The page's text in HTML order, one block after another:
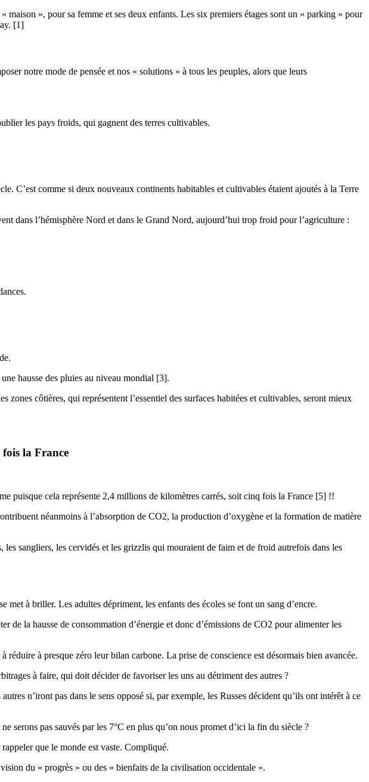
», pour sa femme et ses deux enfants. Les six premiers étages sont un « parking » pour
[1]
notre mode de pensée et nos « solutions » à tous les peuples, alors que leurs
les pays froids, qui gagnent des terres cultivables.
C’est comme si deux nouveaux continents habitables et cultivables étaient ajoutés à la Terre
dans l’hémisphère Nord et dans le Grand Nord, aujourd’hui trop froid pour l’agriculture :
hausse des pluies au niveau mondial [3].
zones côtières, qui représentent l’essentiel des surfaces habitées et cultivables, seront mieux
fois la France
puisque cela représente 2,4 millions de kilomètres carrés, soit cinq fois la France [5] !!
néanmoins à l’absorption de CO2, la production d’oxygène et la formation de matière
sangliers, les cervidés et les grizzlis qui mouraient de faim et de froid autrefois dans les
à briller. Les adultes dépriment, les enfants des écoles se font un sang d’encre.
de la hausse de consommation d’énergie et donc d’émissions de CO2 pour alimenter les
à presque zéro leur bilan carbone. La prise de conscience est désormais bien avancée.
à faire, qui doit décider de favoriser les uns au détriment des autres ?
n’iront pas dans le sens opposé si, par exemple, les Russes décident qu’ils ont intérêt à ce
serons pas sauvés par les 7°C en plus qu’on nous promet d’ici la fin du siècle ?
que le monde est vaste. Compliqué.
du « progrès » ou des « bienfaits de la civilisation occidentale ».